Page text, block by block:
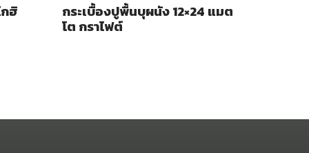
ฮิ กระเบื้องปูพื้นบุผนัง 12×24 แมต
โต กราไฟต์